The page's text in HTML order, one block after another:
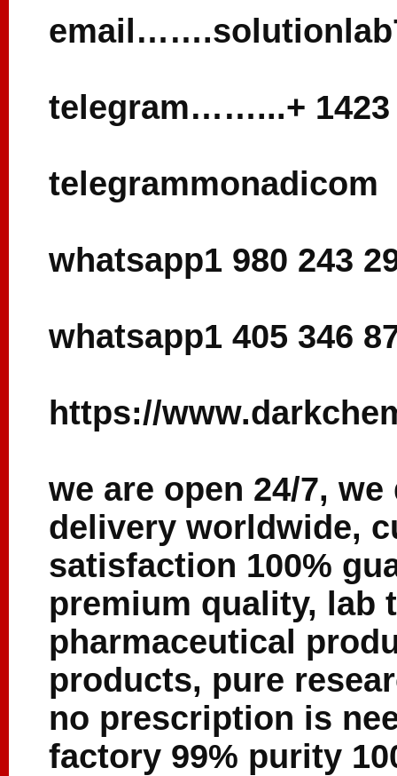
telegram……...+ 1423
telegrammonadicom
whatsapp1 980 243
whatsapp1 405 346
https://
we are open 24/7,
delivery worldwide,
satisfaction 100%
premium quality, lab
pharmaceutical
products, pure
no prescription is
factory 99% purity